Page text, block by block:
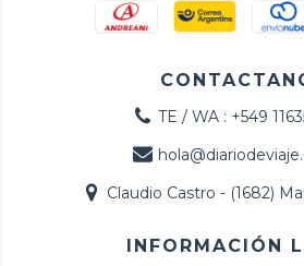
TE / WA : +549
Claudio Castro - (1682)
INFORMACIÓN